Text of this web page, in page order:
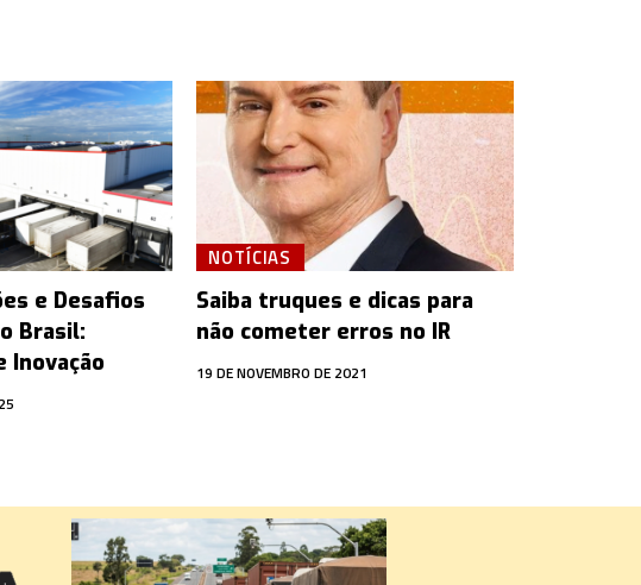
e Desafios
Brasil:
Inovação
NOTÍCIAS
Saiba truques e dicas para
não cometer erros no IR
19 DE NOVEMBRO DE 2021